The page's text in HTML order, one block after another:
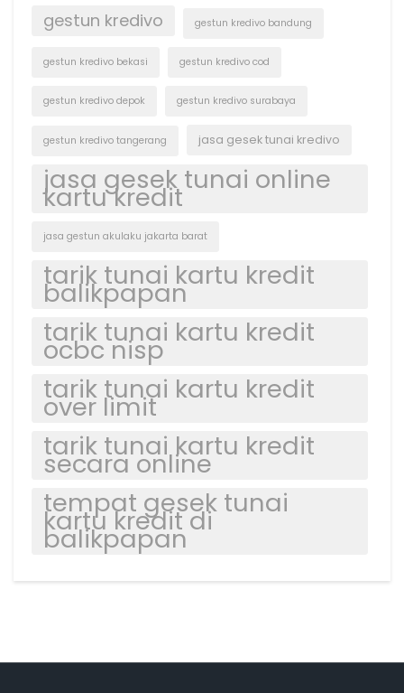
gestun kredivo gestun kredivo bandung
gestun kredivo bekasi gestun kredivo cod
gestun kredivo depok gestun kredivo surabaya
gestun kredivo tangerang jasa gesek tunai kredivo
jasa gesek tunai online
kartu kredit
jasa gestun akulaku jakarta barat
tarik tunai kartu kredit
balikpapan
tarik tunai kartu kredit
ocbc nisp
tarik tunai kartu kredit
over limit
tarik tunai kartu kredit
secara online
tempat gesek tunai
kartu kredit di
balikpapan